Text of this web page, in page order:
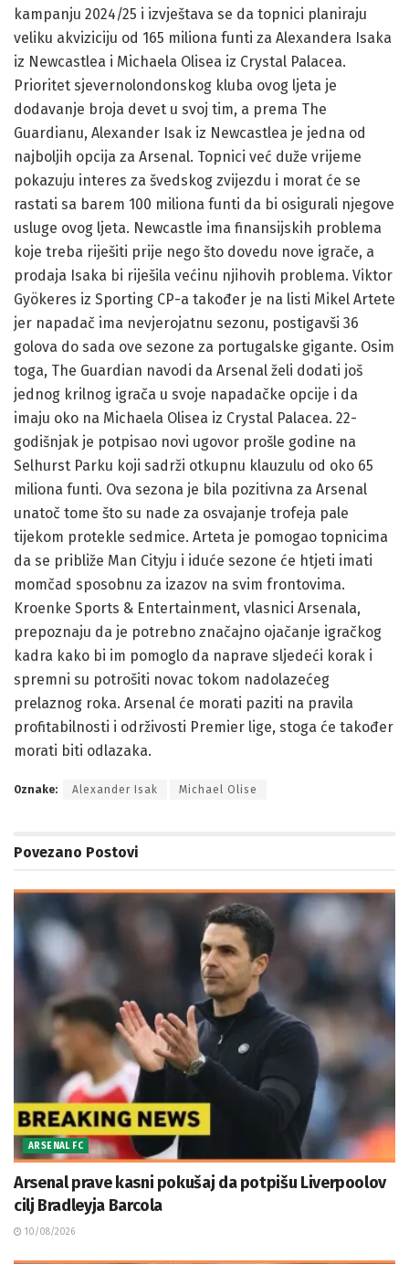
kampanju 2024/25 i izvještava se da topnici planiraju
veliku akviziciju od 165 miliona funti za Alexandera Isaka
iz Newcastlea i Michaela Olisea iz Crystal Palacea.
Prioritet sjevernolondonskog kluba ovog ljeta je
dodavanje broja devet u svoj tim, a prema The
Guardianu, Alexander Isak iz Newcastlea je jedna od
najboljih opcija za Arsenal. Topnici već duže vrijeme
pokazuju interes za švedskog zvijezdu i morat će se
rastati sa barem 100 miliona funti da bi osigurali njegove
usluge ovog ljeta. Newcastle ima finansijskih problema
koje treba riješiti prije nego što dovedu nove igrače, a
prodaja Isaka bi riješila većinu njihovih problema. Viktor
Gyökeres iz Sporting CP-a također je na listi Mikel Artete
jer napadač ima nevjerojatnu sezonu, postigavši 36
golova do sada ove sezone za portugalske gigante. Osim
toga, The Guardian navodi da Arsenal želi dodati još
jednog krilnog igrača u svoje napadačke opcije i da
imaju oko na Michaela Olisea iz Crystal Palacea. 22-
godišnjak je potpisao novi ugovor prošle godine na
Selhurst Parku koji sadrži otkupnu klauzulu od oko 65
miliona funti. Ova sezona je bila pozitivna za Arsenal
unatoč tome što su nade za osvajanje trofeja pale
tijekom protekle sedmice. Arteta je pomogao topnicima
da se približe Man Cityju i iduće sezone će htjeti imati
momčad sposobnu za izazov na svim frontovima.
Kroenke Sports & Entertainment, vlasnici Arsenala,
prepoznaju da je potrebno značajno ojačanje igračkog
kadra kako bi im pomoglo da naprave sljedeći korak i
spremni su potrošiti novac tokom nadolazećeg
prelaznog roka. Arsenal će morati paziti na pravila
profitabilnosti i održivosti Premier lige, stoga će također
morati biti odlazaka.
Oznake: Alexander Isak Michael Olise
Povezano Postovi
ARSENAL FC
Arsenal prave kasni pokušaj da potpišu Liverpoolov
cilj Bradleyja Barcola
10/08/2026